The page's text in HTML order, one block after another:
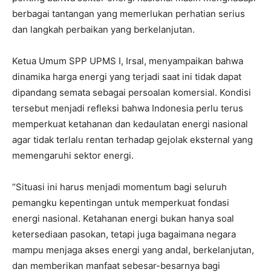
berbagai tantangan yang memerlukan perhatian serius
dan langkah perbaikan yang berkelanjutan.
Ketua Umum SPP UPMS I, Irsal, menyampaikan bahwa
dinamika harga energi yang terjadi saat ini tidak dapat
dipandang semata sebagai persoalan komersial. Kondisi
tersebut menjadi refleksi bahwa Indonesia perlu terus
memperkuat ketahanan dan kedaulatan energi nasional
agar tidak terlalu rentan terhadap gejolak eksternal yang
memengaruhi sektor energi.
“Situasi ini harus menjadi momentum bagi seluruh
pemangku kepentingan untuk memperkuat fondasi
energi nasional. Ketahanan energi bukan hanya soal
ketersediaan pasokan, tetapi juga bagaimana negara
mampu menjaga akses energi yang andal, berkelanjutan,
dan memberikan manfaat sebesar-besarnya bagi